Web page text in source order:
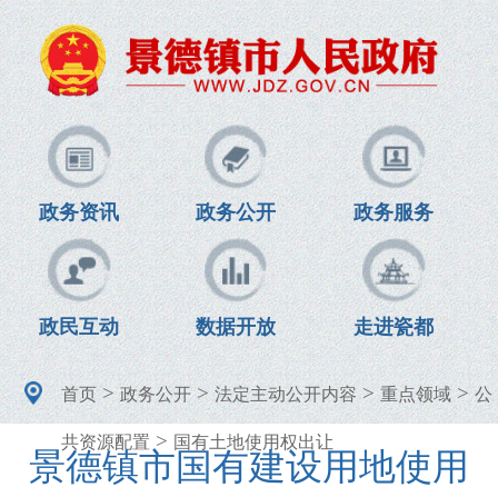
政务资讯 政务公开 政务服务
政民互动 数据开放 走进瓷都
首页>政务公开>法定主动公开内容>重点领域>公
共资源配置 > 国有土地使用权出让
景德镇市国有建设用地使用